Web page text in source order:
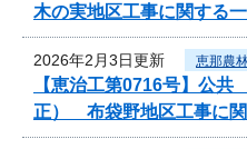
木の実地区工事に関する
2026年2月3日更新 恵那農
【恵治工第0716号】公
正） 布袋野地区工事に